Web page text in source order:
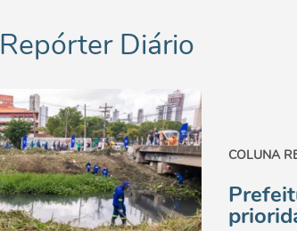
Repórter Diário
COLUNA